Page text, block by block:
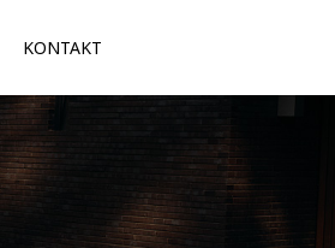
KONTAKT